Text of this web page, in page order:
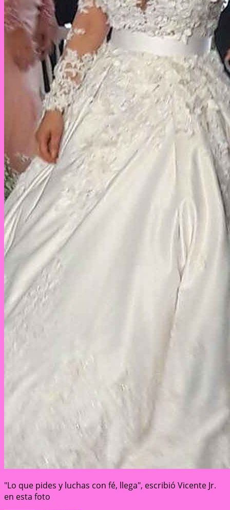
"Lo que pides y luchas con fé, llega", escribió Vicente Jr.
en esta foto